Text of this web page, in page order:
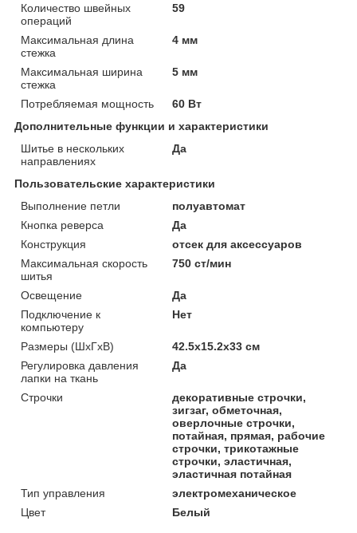
Количество швейных
операций
59
Максимальная длина
стежка
4 мм
Максимальная ширина
стежка
5 мм
Потребляемая мощность
60 Вт
Дополнительные функции и характеристики
Шитье в нескольких
направлениях
Да
Пользовательские характеристики
Выполнение петли
полуавтомат
Кнопка реверса
Да
Конструкция
отсек для аксессуаров
Максимальная скорость
шитья
750 ст/мин
Освещение
Да
Подключение к
компьютеру
Нет
Размеры (ШxГxВ)
42.5x15.2x33 см
Регулировка давления
лапки на ткань
Да
Строчки
декоративные строчки,
зигзаг, обметочная,
оверлочные строчки,
потайная, прямая, рабочие
строчки, трикотажные
строчки, эластичная,
эластичная потайная
Тип управления
электромеханическое
Цвет
Белый